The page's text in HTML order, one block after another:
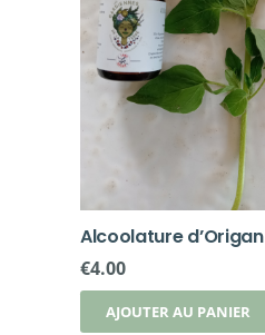
Alcoolature d’Origan
€4.00
AJOUTER AU PANIER